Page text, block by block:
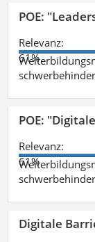
POE:
Relevanz:
61%
POE:
Relevanz:
61%
Digitale